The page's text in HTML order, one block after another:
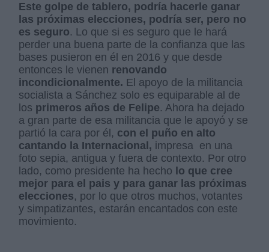
Este golpe de tablero, podría hacerle ganar
las próximas elecciones, podría ser, pero no
es seguro. Lo que si es seguro que le hará
perder una buena parte de la confianza que las
bases pusieron en él en 2016 y que desde
entonces le vienen renovando
incondicionalmente. El apoyo de la militancia
socialista a Sánchez solo es equiparable al de
los primeros años de Felipe. Ahora ha dejado
a gran parte de esa militancia que le apoyó y se
partió la cara por él, con el puño en alto
cantando la Internacional, impresa en una
foto sepia, antigua y fuera de contexto. Por otro
lado, como presidente ha hecho lo que cree
mejor para el pais y para ganar las próximas
elecciones, por lo que otros muchos, votantes
y simpatizantes, estarán encantados con este
movimiento.